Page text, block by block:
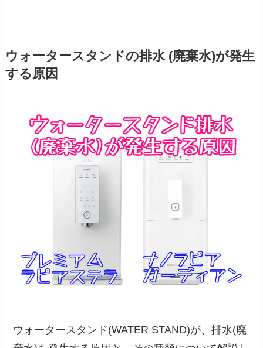
ウォータースタンドの排水 (廃棄水)が発生
する原因
ウォータースタンド(WATER STAND)が、排水(廃